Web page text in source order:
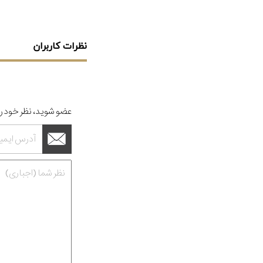
نظرات کاربران
عضو شوید، نظر خود